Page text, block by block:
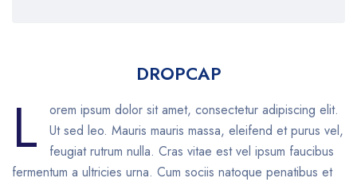
DROPCAP
L
orem ipsum dolor sit amet, consectetur adipiscing elit.
Ut sed leo. Mauris mauris massa, eleifend et purus vel,
feugiat rutrum nulla. Cras vitae est vel ipsum faucibus
fermentum a ultricies urna. Cum sociis natoque penatibus et